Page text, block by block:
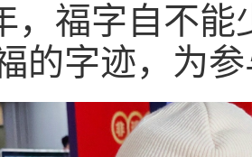
福字自不能
的字迹，为